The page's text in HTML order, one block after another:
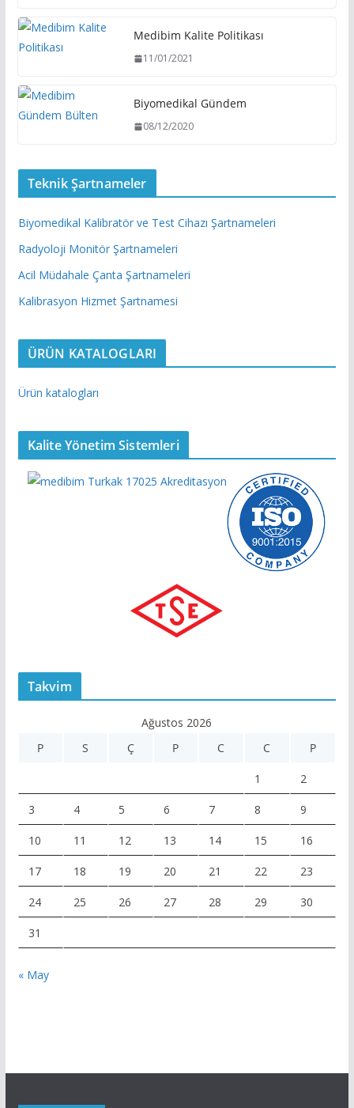
Medibim Kalite Politikası
11/01/2021
Biyomedikal Gündem
08/12/2020
Teknik Şartnameler
Biyomedikal Kalibratör ve Test Cihazı Şartnameleri
Radyoloji Monitör Şartnameleri
Acil Müdahale Çanta Şartnameleri
Kalibrasyon Hizmet Şartnamesi
ÜRÜN KATALOGLARI
Ürün katalogları
Kalite Yönetim Sistemleri
Takvim
Ağustos 2026
P
S Ç P C C P
1 2
3 4 5 6 7 8 9
10 11 12 13 14 15 16
17 18 19 20 21 22 23
24 25 26 27 28 29 30
31
« May